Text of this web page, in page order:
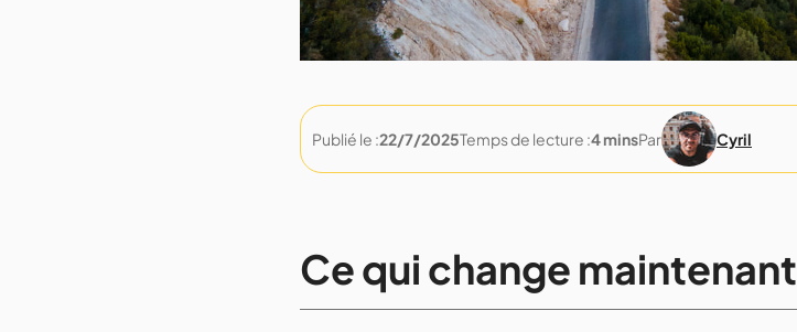
Publié le :22/7/2025Temps de lecture :4 minsPar Cyril
Ce qui change maintenant